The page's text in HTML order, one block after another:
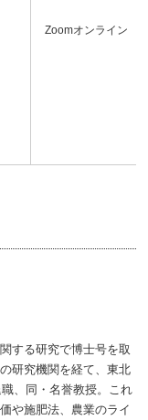
Zoomオンライン
する研究で博士号を取
研究機関を経て、東北
、同・名誉教授。これ
や施肥法、農業のライ